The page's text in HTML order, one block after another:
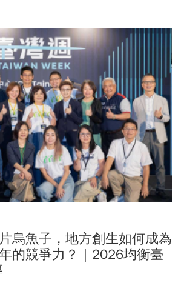
烏魚子，地方創生如何成為
的競爭力？｜2026均衡臺